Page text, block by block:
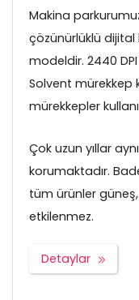
Makina
çözünürlüklü dijital
modeldir. 2440
Solvent mürekkep
mürekkepler
Çok uzun yıllar
korumaktadır.
tüm ürünler güneş,
etkilenmez.
Detaylar